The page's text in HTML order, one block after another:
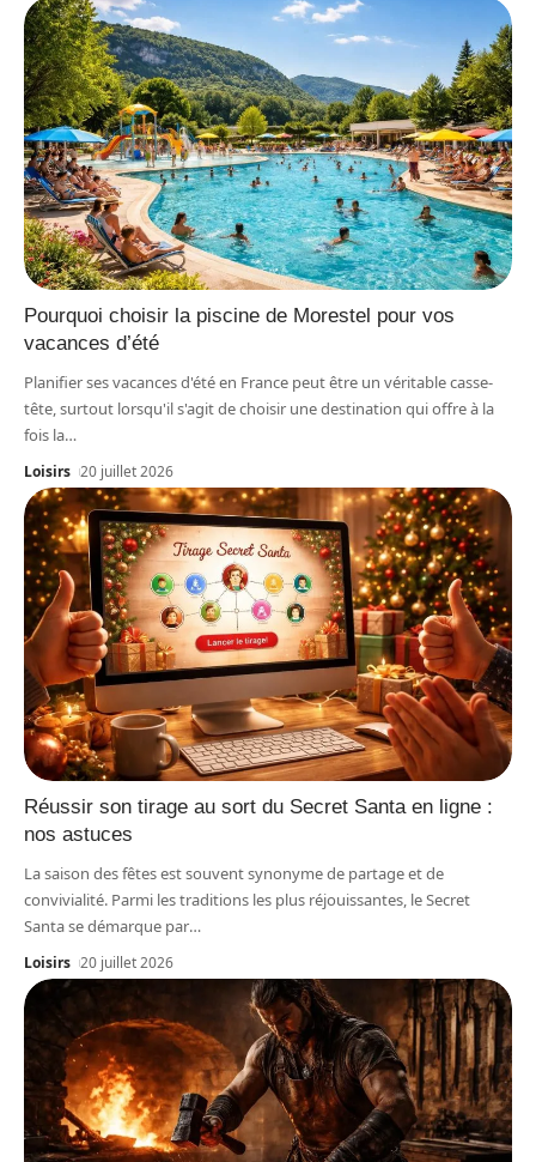
Pourquoi choisir la piscine de Morestel pour vos
vacances d’été
Planifier ses vacances d'été en France peut être un véritable casse-
tête, surtout lorsqu'il s'agit de choisir une destination qui offre à la
fois la…
Loisirs 20 juillet 2026
Réussir son tirage au sort du Secret Santa en ligne :
nos astuces
La saison des fêtes est souvent synonyme de partage et de
convivialité. Parmi les traditions les plus réjouissantes, le Secret
Santa se démarque par…
Loisirs 20 juillet 2026